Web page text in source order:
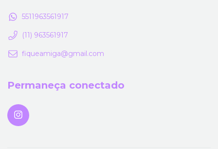
5511963561917
(11) 963561917
fiqueamiga@gmail.com
Permaneça conectado